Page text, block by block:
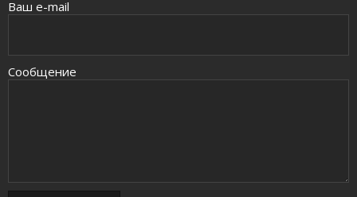
Ваш e-mail
Сообщение